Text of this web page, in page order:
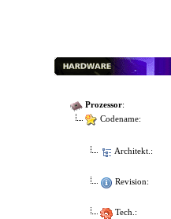
Prozessor:
Codename:
Architekt.:
Revision:
Tech.: